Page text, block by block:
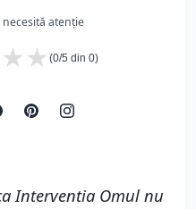
atenție
★
★ (0/5 din 0)
Interventia Omul nu